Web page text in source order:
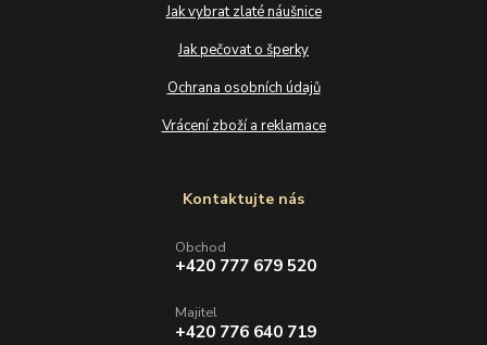
Jak vybrat zlaté náušnice
Jak pečovat o šperky
Ochrana osobních údajů
Vrácení zboží a reklamace
Kontaktujte nás
Obchod
+420 777 679 520
Majitel
+420 776 640 719